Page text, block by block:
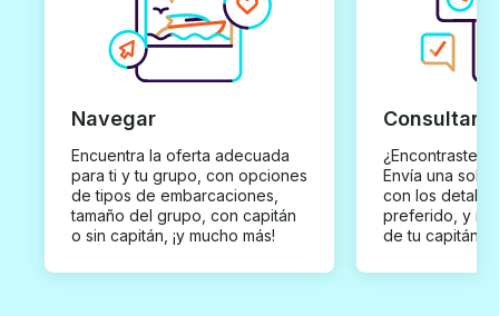
Navegar
Encuentra la oferta adecuada
para ti y tu grupo, con opciones
de tipos de embarcaciones,
tamaño del grupo, con capitán
o sin capitán, ¡y mucho más!
Consultar
¿Encontraste
Envía una
con los
preferido, y
de tu capitán